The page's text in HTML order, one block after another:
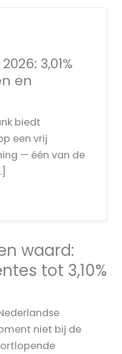
3,01%
en
biedt
een vrij
— één van de
waard:
tot 3,10%
niet bij de